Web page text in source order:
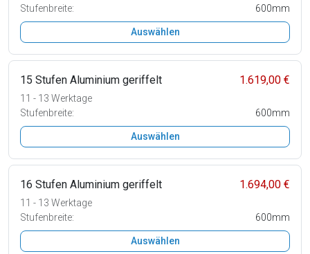
Stufenbreite:
600mm
Auswählen
15 Stufen Aluminium geriffelt 1.619,00 €
11 - 13 Werktage
Stufenbreite:
600mm
Auswählen
16 Stufen Aluminium geriffelt 1.694,00 €
11 - 13 Werktage
Stufenbreite:
600mm
Auswählen